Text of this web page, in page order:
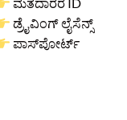
ಡ್ರೈವಿಂಗ್ ಲೈಸೆನ್ಸ್
ಪಾಸ್‌ಪೋರ್ಟ್